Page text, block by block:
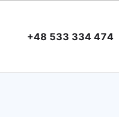
+48 533 334 474